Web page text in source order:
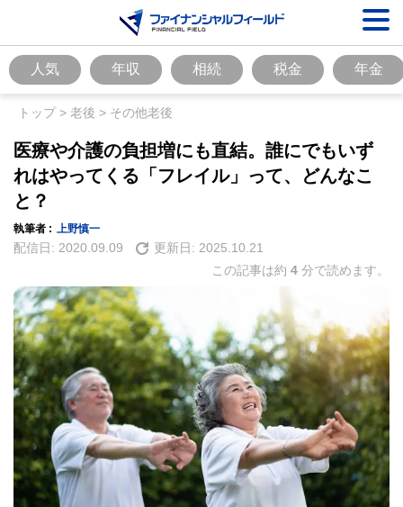
人気 年収 相続 税金 年金
トップ> 老後 > その他老後
医療や介護の負担増にも直結。誰にでもいず
れはやってくる「フレイル」って、どんなこ
と？
執筆者 : 上野慎一
配信日: 2020.09.09 更新日: 2025.10.21
この記事は約 4 分で読めます。